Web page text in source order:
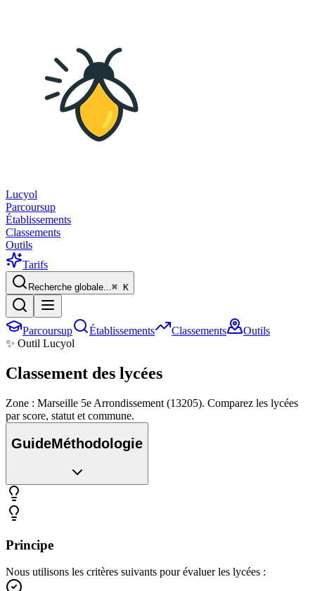
Lucyol
Parcoursup
Établissements
Classements
Outils
Tarifs
Recherche globale...⌘ K
Parcoursup Établissements Classements
Outils
✨ Outil Lucyol
Classement des lycées
Zone : Marseille 5e Arrondissement (13205). Comparez les lycées
par score, statut et commune.
GuideMéthodologie
Principe
Nous utilisons les critères suivants pour évaluer les lycées :